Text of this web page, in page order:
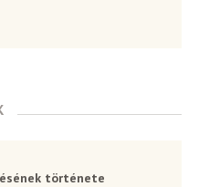
története